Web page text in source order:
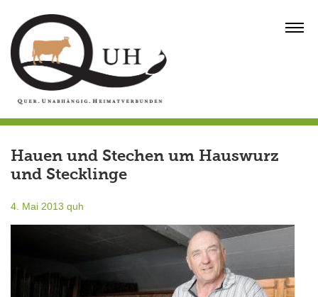
content
Hauen und Stechen um Hauswurz
und Stecklinge
4. Mai 2013 quh